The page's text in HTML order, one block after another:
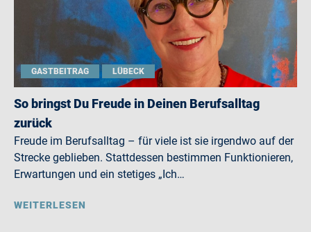
GASTBEITRAG LÜBECK
So bringst Du Freude in Deinen Berufsalltag
zurück
Freude im Berufsalltag – für viele ist sie irgendwo auf der
Strecke geblieben. Stattdessen bestimmen Funktionieren,
Erwartungen und ein stetiges „Ich…
WEITERLESEN